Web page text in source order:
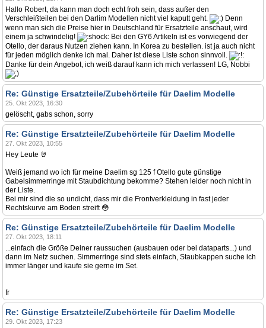
Hallo Robert, da kann man doch echt froh sein, dass außer den
Verschleißteilen bei den Darlim Modellen nicht viel kaputt geht.
Denn
wenn man sich die Preise hier in Deutschland für Ersatzteile anschaut, wird
einem ja schwindelig!
Bei den GY6 Artikeln ist es vorwiegend der
Otello, der daraus Nutzen ziehen kann. In Korea zu bestellen. ist ja auch nicht
für jeden möglich denke ich mal. Daher ist diese Liste schon sinnvoll.
Danke für dein Angebot, ich weiß darauf kann ich mich verlassen! LG, Nobbi
Re: Günstige Ersatzteile/Zubehörteile für Daelim Modelle
25. Okt 2023, 16:30
gelöscht, gabs schon, sorry
Re: Günstige Ersatzteile/Zubehörteile für Daelim Modelle
27. Okt 2023, 10:55
Hey Leute 🤘
Weiß jemand wo ich für meine Daelim sg 125 f Otello gute günstige
Gabelsimmerringe mit Staubdichtung bekomme? Stehen leider noch nicht in
der Liste.
Bei mir sind die so undicht, dass mir die Frontverkleidung in fast jeder
Rechtskurve am Boden streift 😳
Re: Günstige Ersatzteile/Zubehörteile für Daelim Modelle
27. Okt 2023, 18:11
...einfach die Größe Deiner raussuchen (ausbauen oder bei dataparts...) und
dann im Netz suchen. Simmerringe sind stets einfach, Staubkappen suche ich
immer länger und kaufe sie gerne im Set.
fr
Re: Günstige Ersatzteile/Zubehörteile für Daelim Modelle
29. Okt 2023, 17:23